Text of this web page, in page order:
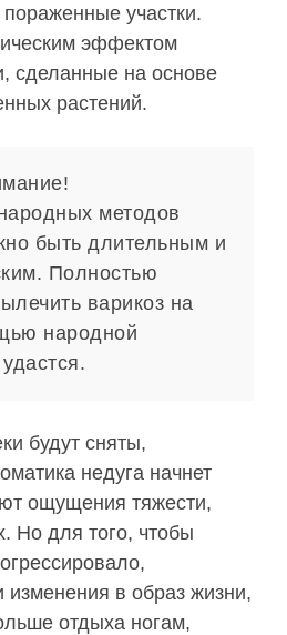
участки.
эффектом
сделанные на основе
растений.
методов
быть длительным и
Полностью
варикоз на
народной
будут сняты,
недуга начнет
ощущения тяжести,
Но для того, чтобы
изменения в образ жизни,
отдыха ногам,